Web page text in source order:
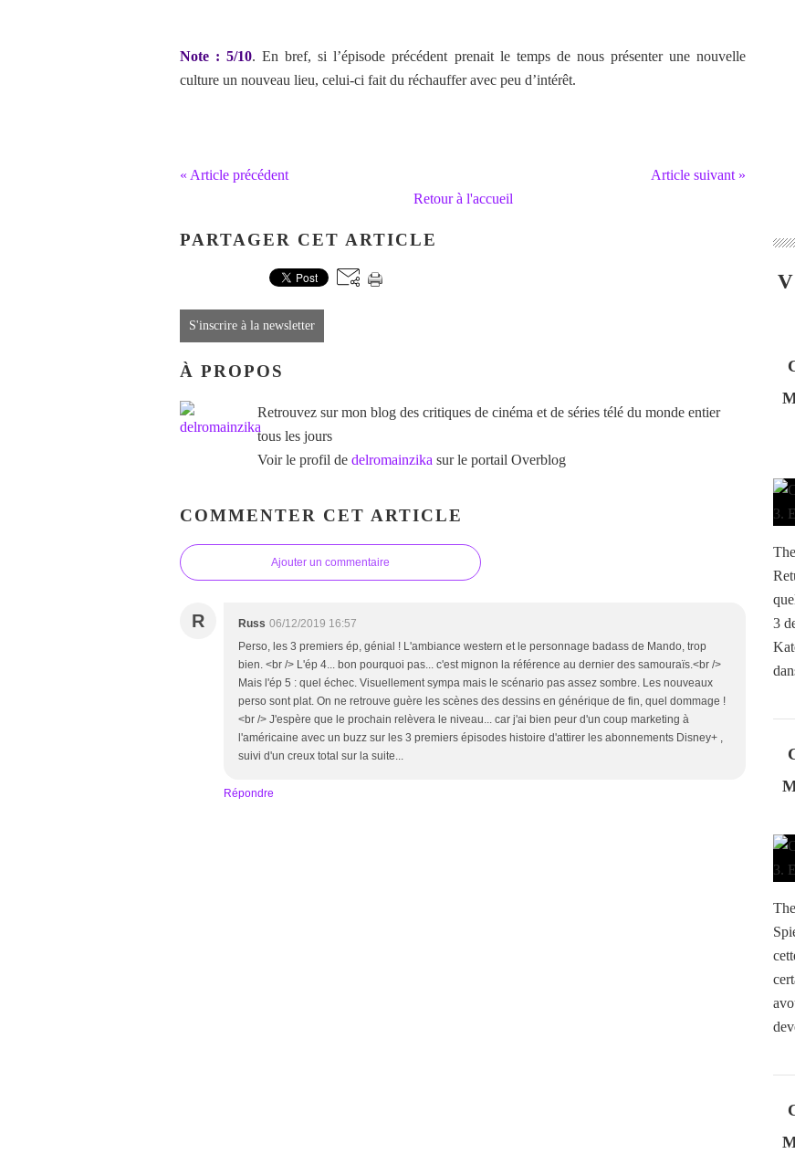
Note : 5/10. En bref, si l’épisode précédent prenait le temps de nous présenter une nouvelle
culture un nouveau lieu, celui-ci fait du réchauffer avec peu d’intérêt.
« Article précédent
Article suivant »
Retour à l'accueil
PARTAGER CET ARTICLE
S'inscrire à la newsletter
À PROPOS
Retrouvez sur mon blog des critiques de cinéma et de séries télé du monde entier
tous les jours
Voir le profil de delromainzika sur le portail Overblog
COMMENTER CET ARTICLE
Ajouter un commentaire
R Russ 06/12/2019 16:57
Perso, les 3 premiers ép, génial ! L'ambiance western et le personnage badass de Mando, trop
bien. <br /> L'ép 4... bon pourquoi pas... c'est mignon la référence au dernier des samouraïs.<br />
Mais l'ép 5 : quel échec. Visuellement sympa mais le scénario pas assez sombre. Les nouveaux
perso sont plat. On ne retrouve guère les scènes des dessins en générique de fin, quel dommage !
<br /> J'espère que le prochain relèvera le niveau... car j'ai bien peur d'un coup marketing à
l'américaine avec un buzz sur les 3 premiers épisodes histoire d'attirer les abonnements Disney+ ,
suivi d'un creux total sur la suite...
Répondre
3